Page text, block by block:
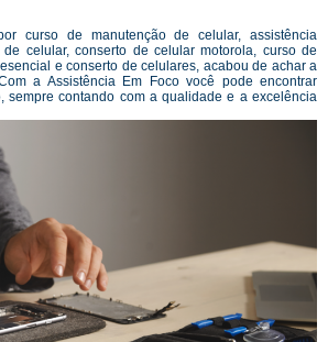
curso de manutenção de celular, assistência
celular, conserto de celular motorola, curso de
e conserto de celulares, acabou de achar a
a Assistência Em Foco você pode encontrar
sempre contando com a qualidade e a excelência